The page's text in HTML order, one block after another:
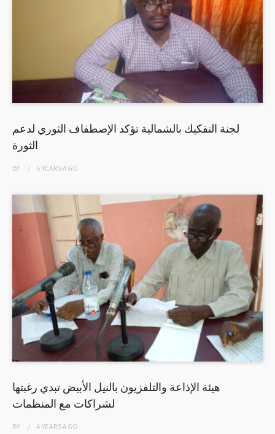
لجنة التفكيك بالشمالية تؤكد الإصطفاف الثوري لدعم
الثورة
BY 6 YEARSAGO
هيئة الإذاعة والتلفزيون بالنيل الأبيض تبدي رغبتها
لشراكات مع المنظمات
BY 4 YEARSAGO